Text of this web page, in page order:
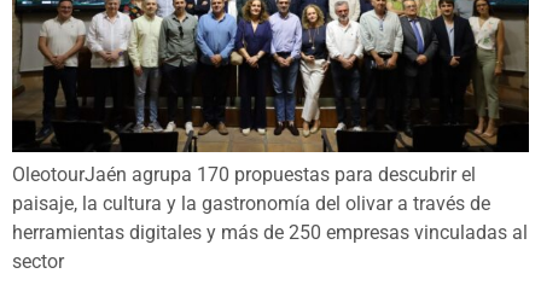
OleotourJaén agrupa 170 propuestas para descubrir el
paisaje, la cultura y la gastronomía del olivar a través de
herramientas digitales y más de 250 empresas vinculadas al
sector